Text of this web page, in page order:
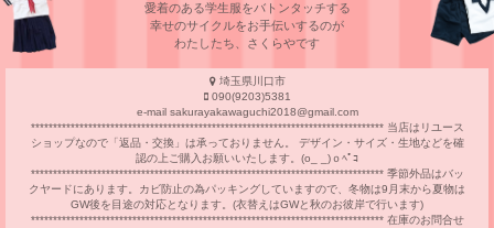
愛着のある学⽣服をバトンタッチする
幸せのサイクルをお⼿伝いするのが
わたしたち、さくらやです
埼玉県川口市
090(9203)5381
e-mail sakurayakawaguchi2018@gmail.com
******************************************************************************** 当店はリユース
ショップなので「返品・交換」は承っておりません。 デザイン・サイズ・生地などを確
認の上ご購入お願いいたします。(o_ _)ｏﾍﾟｺ
******************************************************************************** 季節外品はバッ
クヤードにあります。カビ防止の為パッキングしていますので、冬物は9月末から夏物は
GW後を目途の対応となります。(衣替えはGWと秋のお彼岸で行います)
******************************************************************************** 在庫のお問合せ